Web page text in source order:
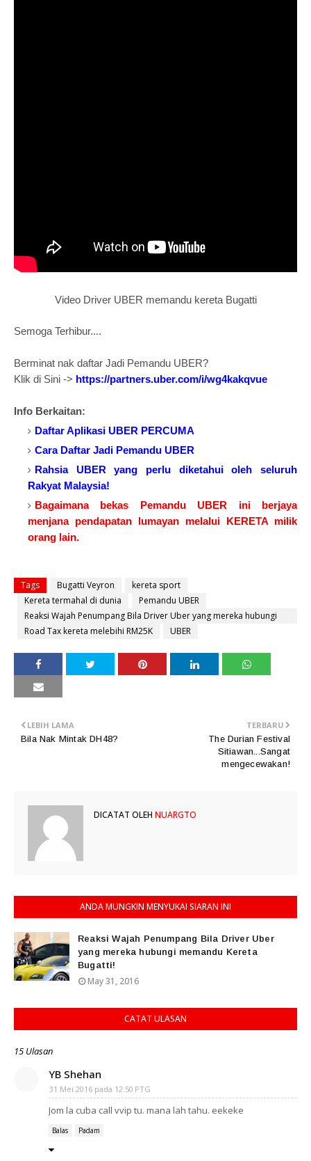
Video Driver UBER memandu kereta Bugatti
Semoga Terhibur....
Berminat nak daftar Jadi Pemandu UBER?
Klik di Sini -> https://partners.uber.com/i/wg4kakqvue
Info Berkaitan:
Daftar Aplikasi UBER PERCUMA
Cara Daftar Jadi Pemandu UBER
Rahsia UBER yang perlu diketahui oleh seluruh
Rakyat Malaysia!
Bagaimana bekas Pemandu UBER ini berjaya
menjana pendapatan lumayan melalui KERETA milik
orang lain.
Tags Bugatti Veyron
kereta sport
Kereta termahal di dunia
Pemandu UBER
Reaksi Wajah Penumpang Bila Driver Uber yang mereka hubungi
memandu Kereta Bugatti
Road Tax kereta melebihi RM25K UBER
TERBARU
The Durian Festival
Sitiawan...Sangat
mengecewakan!
LEBIH LAMA
Bila Nak Mintak DH48?
DICATAT OLEH NUARGTO
ANDA MUNGKIN MENYUKAI SIARAN INI
Reaksi Wajah Penumpang Bila Driver Uber
yang mereka hubungi memandu Kereta
Bugatti!
May 31, 2016
CATAT ULASAN
15 Ulasan
YB Shehan
31 Mei 2016 pada 12:50 PTG
Jom la cuba call vvip tu. mana lah tahu. eekeke
Balas Padam